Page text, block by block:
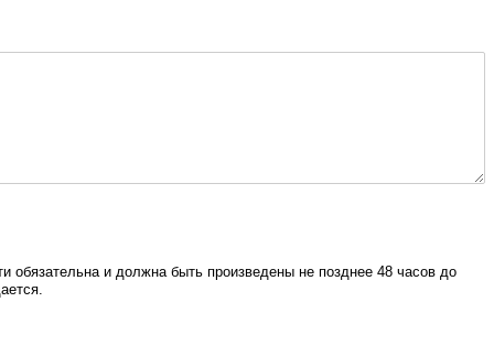
обязательна и должна быть произведены не позднее 48 часов до